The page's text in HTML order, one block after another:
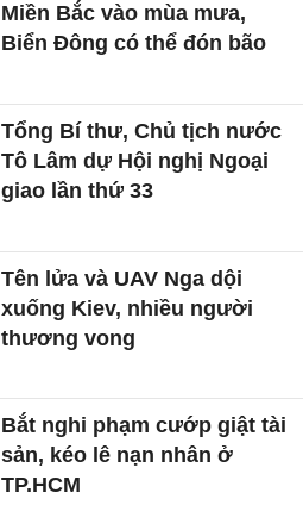
Miền Bắc vào mùa mưa,
Biển Đông có thể đón bão
Tổng Bí thư, Chủ tịch nước
Tô Lâm dự Hội nghị Ngoại
giao lần thứ 33
Tên lửa và UAV Nga dội
xuống Kiev, nhiều người
thương vong
Bắt nghi phạm cướp giật tài
sản, kéo lê nạn nhân ở
TP.HCM